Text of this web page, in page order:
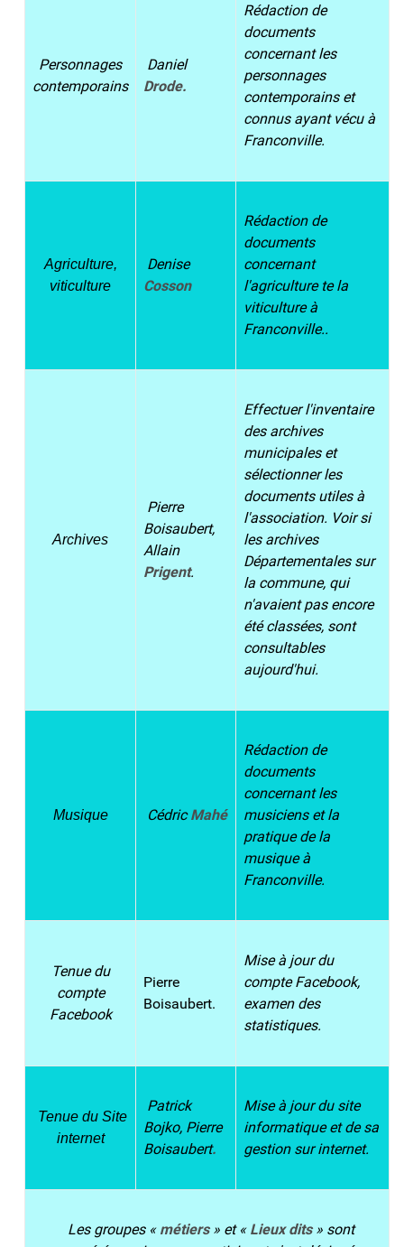
Personnages
contemporains
Daniel
Drode.
Rédaction de
documents
concernant les
personnages
contemporains et
connus ayant vécu à
Franconville.
Agriculture,
viticulture
Denise
Cosson
Rédaction de
documents
concernant
l'agriculture te la
viticulture à
Franconville..
Archives
Pierre
Boisaubert,
Allain
Prigent.
Effectuer l'inventaire
des archives
municipales et
sélectionner les
documents utiles à
l'association. Voir si
les archives
Départementales sur
la commune, qui
n'avaient pas encore
été classées, sont
consultables
aujourd'hui.
Musique CédricMahé
Rédaction de
documents
concernant les
musiciens et la
pratique de la
musique à
Franconville.
Tenue du
compte
Facebook
Pierre
Boisaubert.
Mise à jour du
compte Facebook,
examen des
statistiques.
Tenue du Site
internet
Patrick
Bojko, Pierre
Boisaubert.
Mise à jour du site
informatique et de sa
gestion sur internet.
Les groupes « métiers» et « Lieux dits» sont